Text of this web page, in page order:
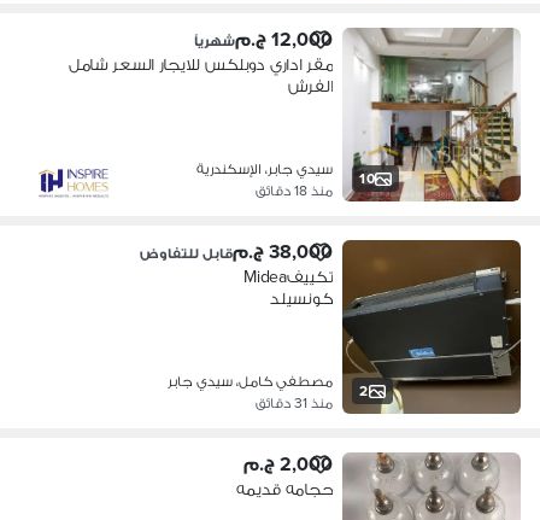
10
12,000 ج.م شهرياً
مقر اداري دوبلكس للايجار السعر شامل
الفرش
سيدي جابر، الإسكندرية
منذ 18 دقائق
2
38,000 ج.م قابل للتفاوض
تكييفMidea
كونسيلد
مصطفي كامل، سيدي جابر
منذ 31 دقائق
2,000 ج.م
حجامه قديمه